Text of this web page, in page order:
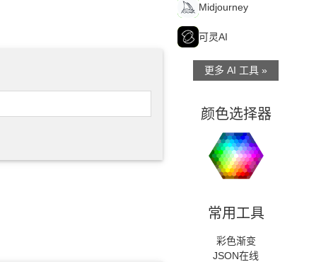
M Midjourney
可 可灵AI
更多 AI 工具 »
颜色选择器
常用工具
彩色渐变
JSON在线